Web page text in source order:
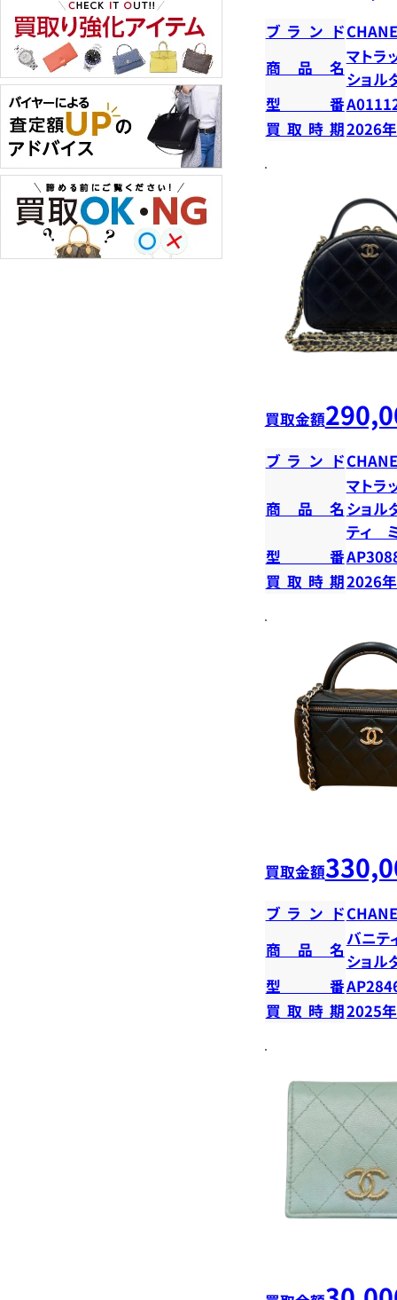
ブランド
商品名
マトラ
ショ
型番
買取時期2026
買取金額
ブランド
商品名
マトラ
ショ
ティ
型番
買取時期2026
買取金額
ブランド
商品名
バニテ
ショル
型番
買取時期2025